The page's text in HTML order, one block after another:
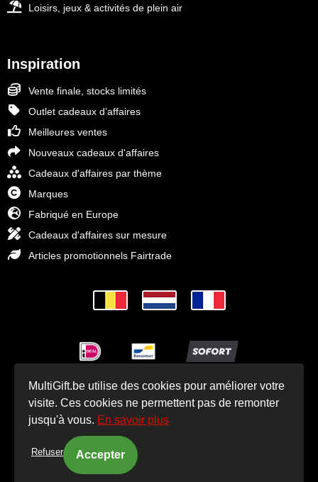
Loisirs, jeux & activités de plein air
Inspiration
Vente finale, stocks limités
Outlet cadeaux d’affaires
Meilleures ventes
Nouveaux cadeaux d'affaires
Cadeaux d'affaires par thème
Marques
Fabriqué en Europe
Cadeaux d'affaires sur mesure
Articles promotionnels Fairtrade
© Cadeaux d'affaires MultiGift 1993 - 2025
MultiGift.be utilise des cookies pour améliorer votre
visite. Ces cookies ne permettent pas de remonter
jusqu'à vous. En savoir plus
Refuser